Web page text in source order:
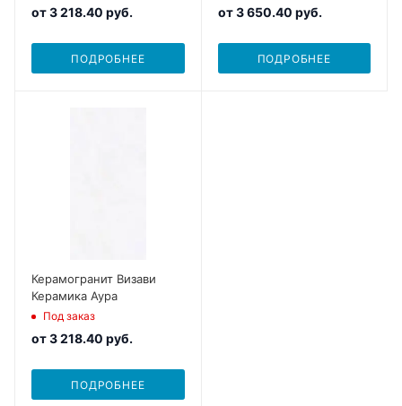
от3 218.40 руб.
ПОДРОБНЕЕ
от3 650.40 руб.
ПОДРОБНЕЕ
Керамогранит Визави
Керамика Аура
Под заказ
от3 218.40 руб.
ПОДРОБНЕЕ